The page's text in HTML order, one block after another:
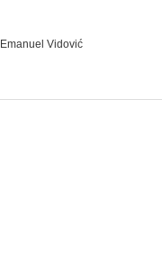
, Emanuel Vidović